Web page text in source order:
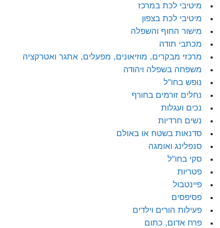
מיטיבי לכת במרכז
מיטיבי לכת בצפון
מישור החוף והשפלה
מכתבי תודה
מרכזי מבקרים, מוזיאונים, מפעלים, אתגר ואטרקציה
משפחה בשפלה ויהודה
נופש בחו"ל
נחלים זורמים בחורף
נכים ועגלות
נשים חרדיות
סדנאות בשטח או באולם
סנפלינג ואומגה
סקי בחו"ל
פטריות
פיינטבול
פסיפסים
פעילות הורים וילדים
פרח אדום, כתום